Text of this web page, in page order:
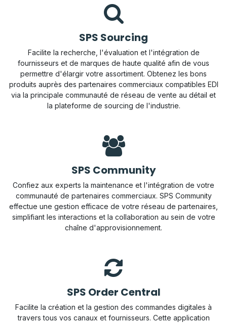
SPS Sourcing
Facilite la recherche, l'évaluation et l'intégration de
fournisseurs et de marques de haute qualité afin de vous
permettre d'élargir votre assortiment. Obtenez les bons
produits auprès des partenaires commerciaux compatibles EDI
via la principale communauté de réseau de vente au détail et
la plateforme de sourcing de l'industrie.
SPS Community
Confiez aux experts la maintenance et l'intégration de votre
communauté de partenaires commerciaux. SPS Community
effectue une gestion efficace de votre réseau de partenaires,
simplifiant les interactions et la collaboration au sein de votre
chaîne d'approvisionnement.
SPS Order Central
Facilite la création et la gestion des commandes digitales à
travers tous vos canaux et fournisseurs. Cette application